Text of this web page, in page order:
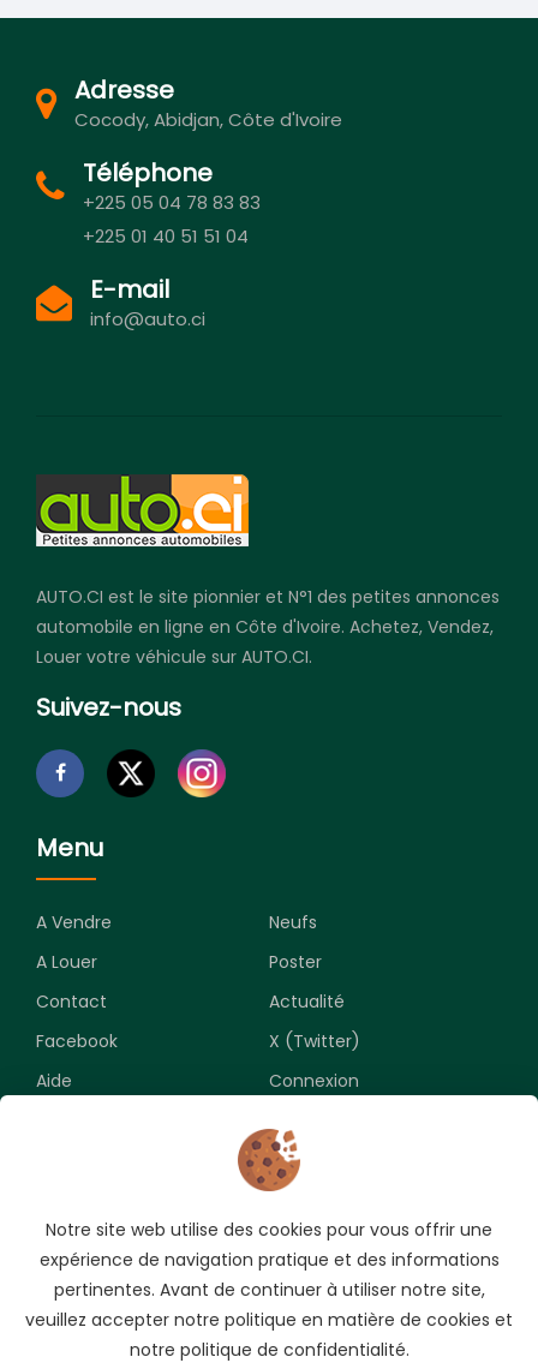
Adresse
Cocody, Abidjan, Côte d'Ivoire
Téléphone
+225 05 04 78 83 83
+225 01 40 51 51 04
E-mail
info@auto.ci
AUTO.CI est le site pionnier et N°1 des petites annonces
automobile en ligne en Côte d'Ivoire. Achetez, Vendez,
Louer votre véhicule sur AUTO.CI.
Suivez-nous
Menu
A Vendre
Neufs
A Louer
Poster
Contact
Actualité
Facebook
X (Twitter)
Aide
Connexion
Souscrivez pour recevoir les meilleures opportunités.
Notre site web utilise des cookies pour vous offrir une
expérience de navigation pratique et des informations
pertinentes. Avant de continuer à utiliser notre site,
veuillez accepter notre politique en matière de cookies et
notre politique de confidentialité.